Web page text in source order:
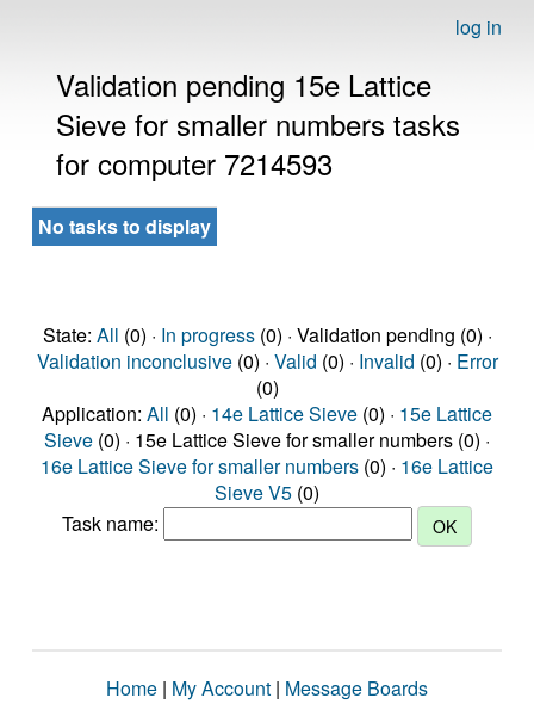
log in
Validation pending 15e Lattice
Sieve for smaller numbers tasks
for computer 7214593
No tasks to display
State: All (0) · In progress(0) · Validation pending (0) ·
Validation inconclusive(0) · Valid (0) · Invalid (0) · Error
(0)
Application: All (0) · 14e Lattice Sieve (0) · 15e Lattice
Sieve (0) · 15e Lattice Sieve for smaller numbers (0) ·
16e Lattice Sieve for smaller numbers (0) · 16e Lattice
Sieve V5 (0)
Task name:
Home | My Account | Message Boards